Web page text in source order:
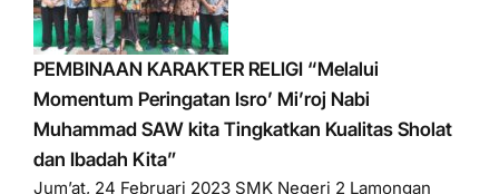
PEMBINAAN KARAKTER RELIGI “Melalui
Momentum Peringatan Isro’ Mi’roj Nabi
Muhammad SAW kita Tingkatkan Kualitas Sholat
dan Ibadah Kita”
Jum’at, 24 Februari 2023 SMK Negeri 2 Lamongan